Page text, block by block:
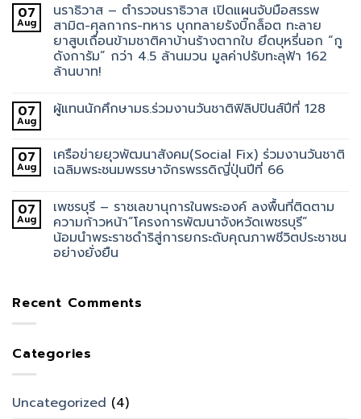
07
Aug
นราธิวาส – ตำรวจนราธิวาส เปิดแผนจับมือสรรพ
สามิต-ศุลกากร-ทหาร บุกทลายรังบิ๊กล็อต ทะลาย
ยาสูบเถื่อนข้ามชาติคาบ้านร้างตากใบ ยึดบุหรี่นอก “กู
ดังการัม” กว่า 4.5 ล้านมวน มูลค่าปรับทะลุฟ้า 162
ล้านบาท!
07
Aug
ผู้แทนนักศึกษามธ.ร่วมงานวันชาติฟิลิปปินส์ปีที่ 128
07
Aug
เครือข่ายยุวพัฒนาสังคม(Social Fix) ร่วมงานวันชาติ
เฉลิมพระชนมพรรษาจักรพรรดิญี่ปุ่นปีที่ 66
07
Aug
เพชรบุรี – ราชเลขานุการในพระองค์ ลงพื้นที่ติดตาม
ความก้าวหน้า”โครงการพัฒนาจังหวัดเพชรบุรี”
น้อมนำพระราชดำริสู่การยกระดับคุณภาพชีวิตประชาชน
อย่างยั่งยืน
Recent Comments
Categories
Uncategorized (4)